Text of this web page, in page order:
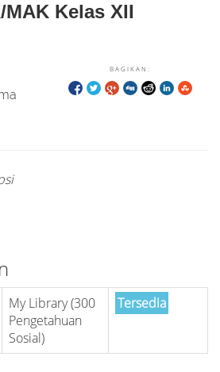
Kelas XII
BAGIKAN:
My Library (300
Pengetahuan
Sosial)
Tersedia